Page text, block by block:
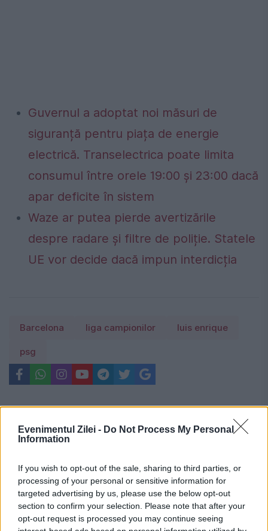
Evenimentul Zilei - Do Not Process My Personal
Information
If you wish to opt-out of the sale, sharing to third parties, or
processing of your personal or sensitive information for
targeted advertising by us, please use the below opt-out
section to confirm your selection. Please note that after your
opt-out request is processed you may continue seeing
Guvernul a adoptat noi măsuri de
siguranță pentru piața de energie
electrică. Transelectrica poate limita
consumul între orele 19:00 și 23:00 dacă
apar deficite în sistem
Waze ar putea pierde avertizările
despre radare și filtre de poliție. Statele
UE vor decide dacă impun interdicția
Barcelona liga campionilor luis enrique
psg